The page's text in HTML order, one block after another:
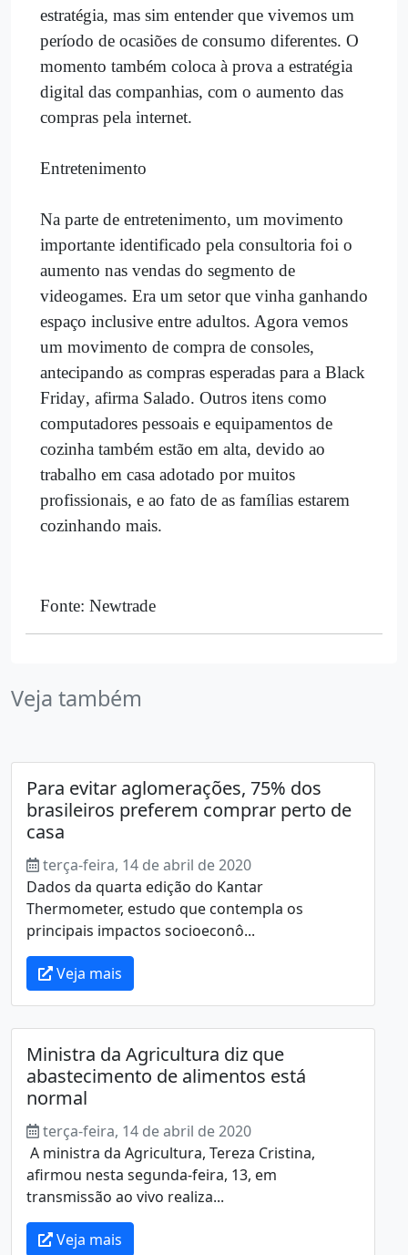
estratégia, mas sim entender que vivemos um
período de ocasiões de consumo diferentes. O
momento também coloca à prova a estratégia
digital das companhias, com o aumento das
compras pela internet.
Entretenimento
Na parte de entretenimento, um movimento
importante identificado pela consultoria foi o
aumento nas vendas do segmento de
videogames. Era um setor que vinha ganhando
espaço inclusive entre adultos. Agora vemos
um movimento de compra de consoles,
antecipando as compras esperadas para a Black
Friday, afirma Salado. Outros itens como
computadores pessoais e equipamentos de
cozinha também estão em alta, devido ao
trabalho em casa adotado por muitos
profissionais, e ao fato de as famílias estarem
cozinhando mais.
Fonte: Newtrade
Veja também
Para evitar aglomerações, 75% dos
brasileiros preferem comprar perto de
casa
terça-feira, 14 de abril de 2020
Dados da quarta edição do Kantar
Thermometer, estudo que contempla os
principais impactos socioeconô...
Veja mais
Ministra da Agricultura diz que
abastecimento de alimentos está
normal
terça-feira, 14 de abril de 2020
A ministra da Agricultura, Tereza Cristina,
afirmou nesta segunda-feira, 13, em
transmissão ao vivo realiza...
Veja mais